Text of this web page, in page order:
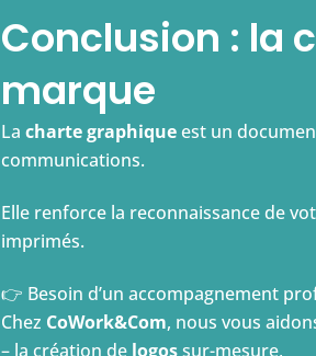
Conclusion : la
marque
La charte graphiqueest un
communications.
Elle renforce la reconnaissance de
imprimés.
👉 Besoin d’un accompagnement
Chez CoWork&Com, nous vous
– la création de logossur-mesure,